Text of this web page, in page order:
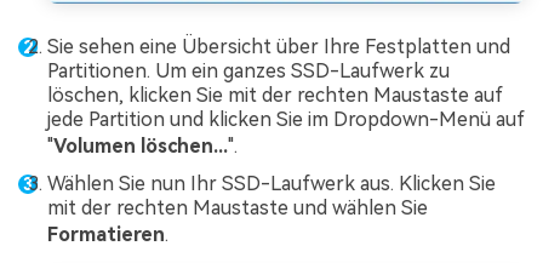
Sie sehen eine Übersicht über Ihre Festplatten und
Partitionen. Um ein ganzes SSD-Laufwerk zu
löschen, klicken Sie mit der rechten Maustaste auf
jede Partition und klicken Sie im Dropdown-Menü auf
"Volumen löschen...".
Wählen Sie nun Ihr SSD-Laufwerk aus. Klicken Sie
mit der rechten Maustaste und wählen Sie
Formatieren.